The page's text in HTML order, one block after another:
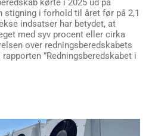
kørte i 2025 ud på
stigning i forhold til året før på 2,1
indsatser har betydet, at
med syv procent eller cirka
over redningsberedskabets
”Redningsberedskabet i